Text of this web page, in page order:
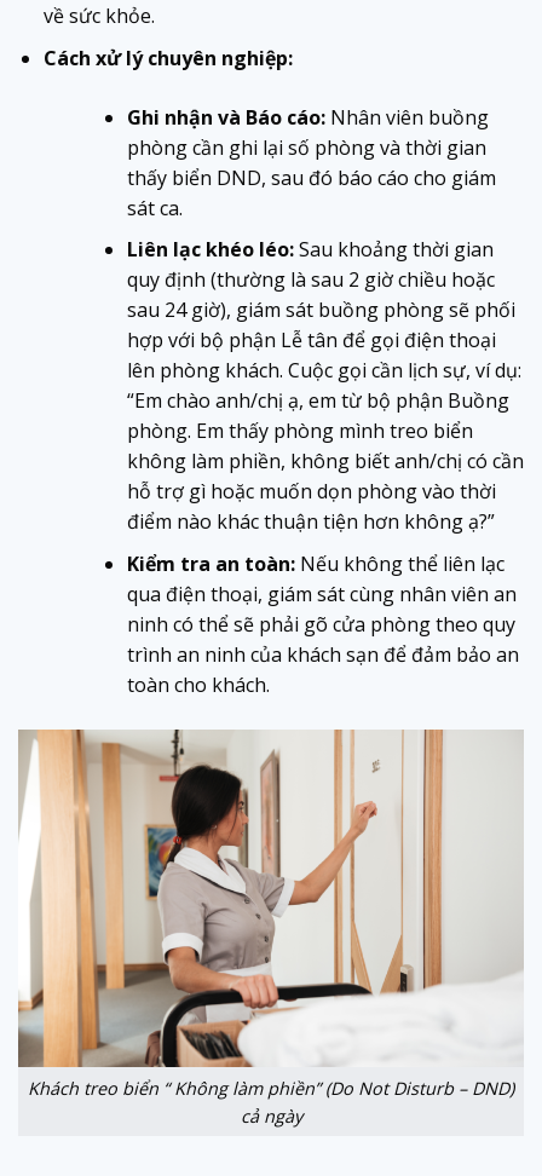
về sức khỏe.
Cách xử lý chuyên nghiệp:
Ghi nhận và Báo cáo:Nhân viên buồng
phòng cần ghi lại số phòng và thời gian
thấy biển DND, sau đó báo cáo cho giám
sát ca.
Liên lạc khéo léo:Sau khoảng thời gian
quy định (thường là sau 2 giờ chiều hoặc
sau 24 giờ), giám sát buồng phòng sẽ phối
hợp với bộ phận Lễ tân để gọi điện thoại
lên phòng khách. Cuộc gọi cần lịch sự, ví dụ:
“Em chào anh/chị ạ, em từ bộ phận Buồng
phòng. Em thấy phòng mình treo biển
không làm phiền, không biết anh/chị có cần
hỗ trợ gì hoặc muốn dọn phòng vào thời
điểm nào khác thuận tiện hơn không ạ?”
Kiểm tra an toàn:Nếu không thể liên lạc
qua điện thoại, giám sát cùng nhân viên an
ninh có thể sẽ phải gõ cửa phòng theo quy
trình an ninh của khách sạn để đảm bảo an
toàn cho khách.
Khách treo biển “ Không làm phiền” (Do Not Disturb – DND)
cả ngày